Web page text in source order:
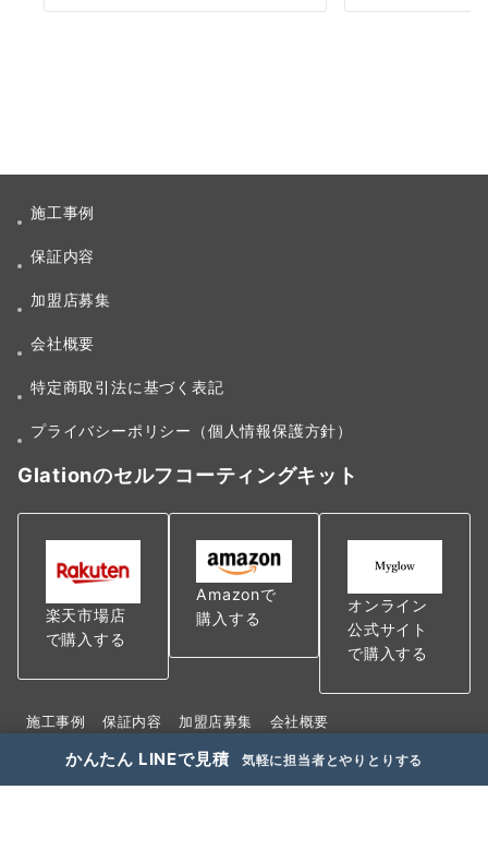
施工事例
保証内容
加盟店募集
会社概要
特定商取引法に基づく表記
プライバシーポリシー（個人情報保護方針）
Glationのセルフコーティングキット
楽天市場店
で購入する
Amazonで
購入する
オンライン
公式サイト
で購入する
施工事例 保証内容 加盟店募集
会社概要
特定商取引法に基づく表記
プライバシーポリシー（個人情報保護方針）
かんたん LINEで見積 気軽に担当者とやりとりする